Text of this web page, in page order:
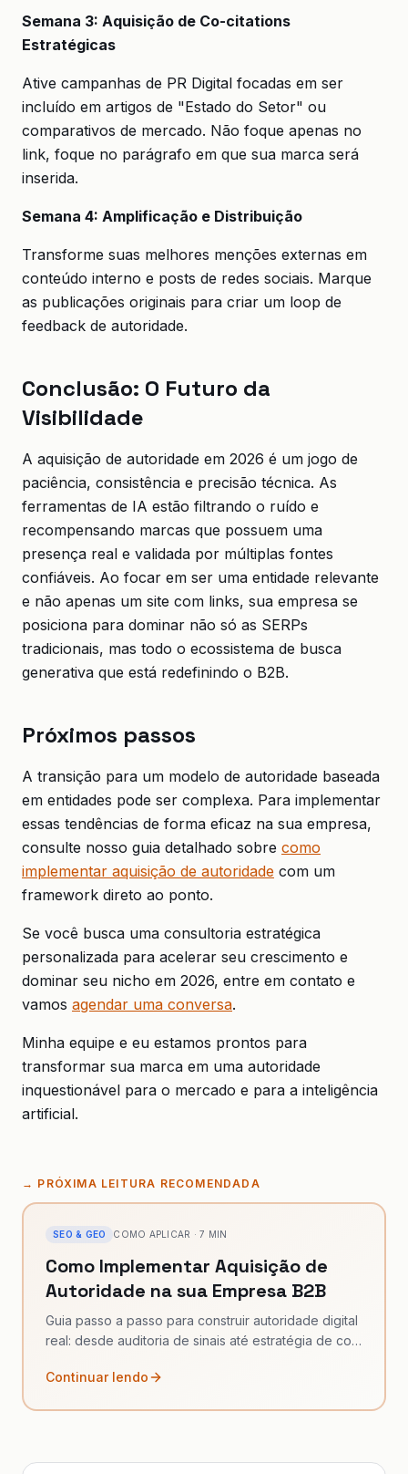
Semana 3: Aquisição de Co-citations
Estratégicas
Ative campanhas de PR Digital focadas em ser
incluído em artigos de "Estado do Setor" ou
comparativos de mercado. Não foque apenas no
link, foque no parágrafo em que sua marca será
inserida.
Semana 4: Amplificação e Distribuição
Transforme suas melhores menções externas em
conteúdo interno e posts de redes sociais. Marque
as publicações originais para criar um loop de
feedback de autoridade.
Conclusão: O Futuro da
Visibilidade
A aquisição de autoridade em 2026 é um jogo de
paciência, consistência e precisão técnica. As
ferramentas de IA estão filtrando o ruído e
recompensando marcas que possuem uma
presença real e validada por múltiplas fontes
confiáveis. Ao focar em ser uma entidade relevante
e não apenas um site com links, sua empresa se
posiciona para dominar não só as SERPs
tradicionais, mas todo o ecossistema de busca
generativa que está redefinindo o B2B.
Próximos passos
A transição para um modelo de autoridade baseada
em entidades pode ser complexa. Para implementar
essas tendências de forma eficaz na sua empresa,
consulte nosso guia detalhado sobre como
implementar aquisição de autoridade com um
framework direto ao ponto.
Se você busca uma consultoria estratégica
personalizada para acelerar seu crescimento e
dominar seu nicho em 2026, entre em contato e
vamos agendar uma conversa.
Minha equipe e eu estamos prontos para
transformar sua marca em uma autoridade
inquestionável para o mercado e para a inteligência
artificial.
→ PRÓXIMA LEITURA RECOMENDADA
SEO & GEO COMO APLICAR · 7 MIN
Como Implementar Aquisição de
Autoridade na sua Empresa B2B
Guia passo a passo para construir autoridade digital
real: desde auditoria de sinais até estratégia de co-
Continuar lendo